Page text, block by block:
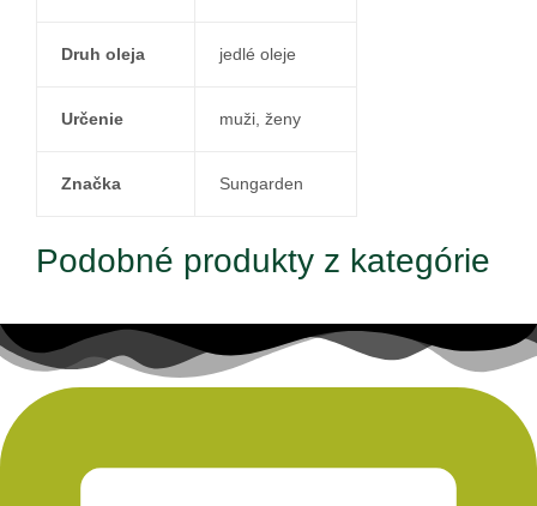
Druh oleja jedlé oleje
Určenie muži, ženy
Značka Sungarden
Podobné produkty z kategórie